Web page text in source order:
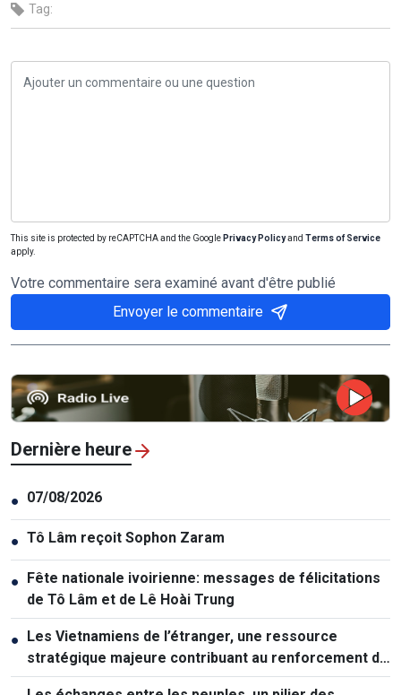
Tag:
This site is protected by reCAPTCHA and the Google Privacy Policyand Terms of Service
apply.
Votre commentaire sera examiné avant d'être publié
Envoyer le commentaire
Dernière heure
● 07/08/2026
● Tô Lâm reçoit Sophon Zaram
● Fête nationale ivoirienne: messages de félicitations
de Tô Lâm et de Lê Hoài Trung
● Les Vietnamiens de l’étranger, une ressource
stratégique majeure contribuant au renforcement de
la puissance nationale